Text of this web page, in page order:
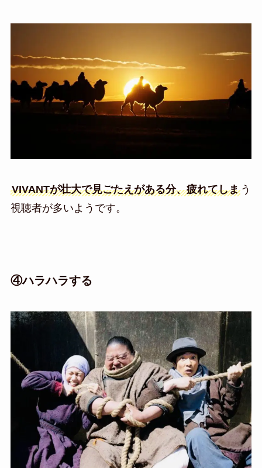
VIVANTが壮大で見ごたえがある分、疲れてしまう
視聴者が多いようです。
④ハラハラする